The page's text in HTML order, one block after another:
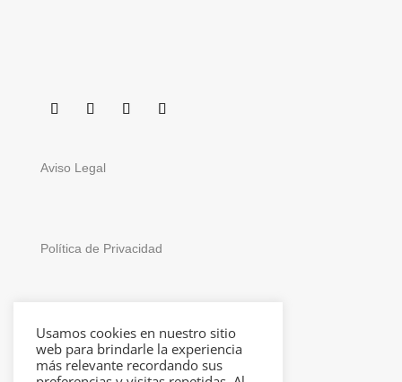
Aviso Legal
Política de Privacidad
Política de Cookies
Usamos cookies en nuestro sitio
web para brindarle la experiencia
más relevante recordando sus